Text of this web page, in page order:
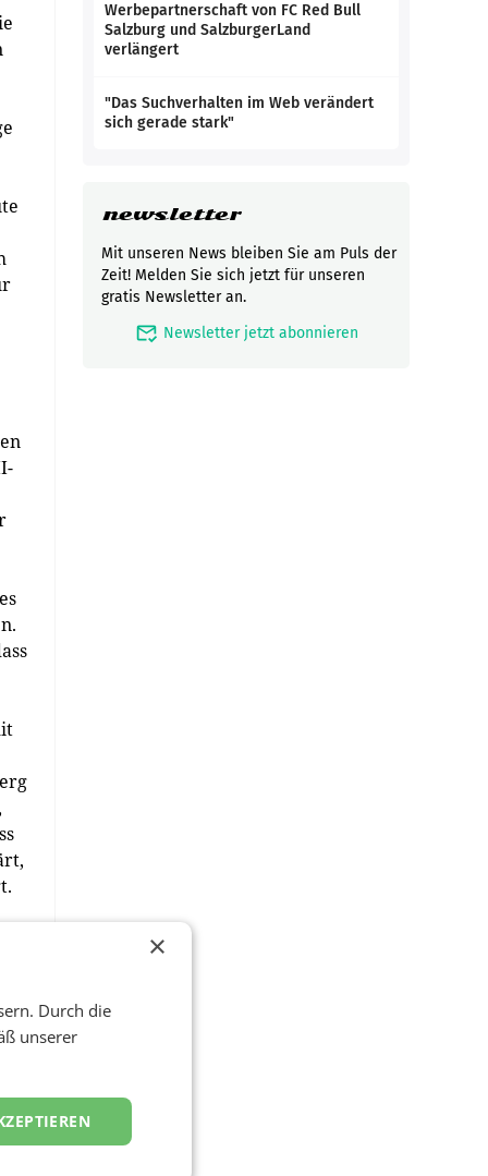
Werbepartnerschaft von FC Red Bull
Salzburg und SalzburgerLand
verlängert
"Das Suchverhalten im Web verändert
sich gerade stark"
newsletter
Mit unseren News bleiben Sie am Puls der
Zeit! Melden Sie sich jetzt für unseren
gratis Newsletter an.
mark_email_read Newsletter jetzt abonnieren
×
Durch die
unserer